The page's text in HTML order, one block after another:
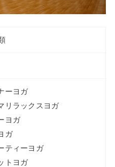
ーヨガ
リラックスヨガ
ヨガ
ガ
ティーヨガ
トヨガ